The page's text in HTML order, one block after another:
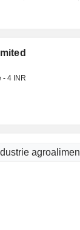
- 4 INR